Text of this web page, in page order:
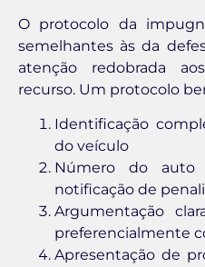
O protocolo da
semelhantes às da
atenção redobrada
recurso. Um protocolo
Identificação
do veículo
Número do
notificação de
Argumentação
preferencialmente
Apresentação de